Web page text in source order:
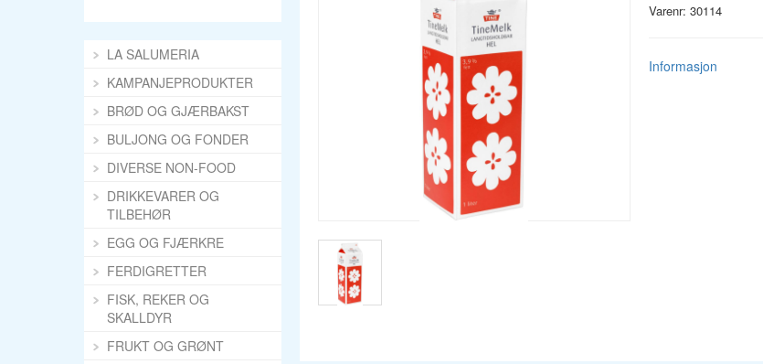
Varenr: 30114
Informasjon
LA SALUMERIA
KAMPANJEPRODUKTER
BRØD OG GJÆRBAKST
BULJONG OG FONDER
DIVERSE NON-FOOD
DRIKKEVARER OG
TILBEHØR
EGG OG FJÆRKRE
FERDIGRETTER
FISK, REKER OG
SKALLDYR
FRUKT OG GRØNT